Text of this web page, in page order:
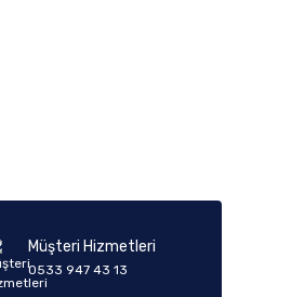
Müşteri Hizmetleri
0533 947 43 13